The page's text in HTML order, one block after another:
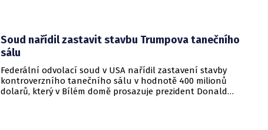
Soud nařídil zastavit stavbu Trumpova tanečního
sálu
Federální odvolací soud v USA nařídil zastavení stavby
kontroverzního tanečního sálu v hodnotě 400 milionů
dolarů, který v Bílém domě prosazuje prezident Donald